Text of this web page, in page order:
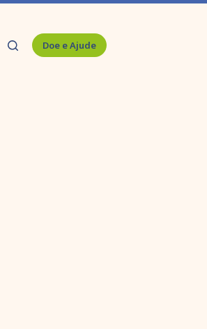
Doe e Ajude